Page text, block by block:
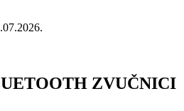
ZVUČNICI